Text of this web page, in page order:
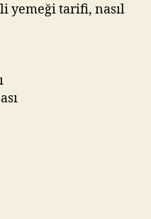
yemeği tarifi, nasıl